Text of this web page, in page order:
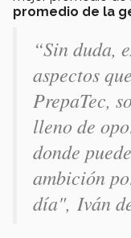
promedio de la
“Sin duda,
aspectos
PrepaTec,
lleno de
donde
ambición
día", Iván